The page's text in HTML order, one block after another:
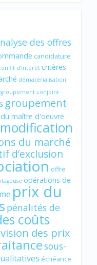
des offres
candidature
d'intérêt critères
dématérialisation
groupement conjoint
groupement
maître d'oeuvre
modification
du marché
d’exclusion
offre
opérations de
prix du
pénalités de
coûts
des prix
sous-
échéance